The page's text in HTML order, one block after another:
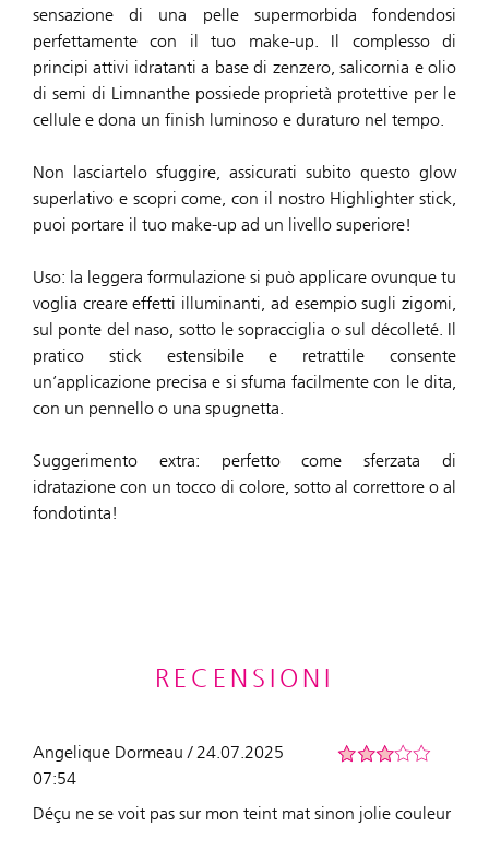
sensazione di una pelle supermorbida fondendosi
perfettamente con il tuo make-up. Il complesso di
principi attivi idratanti a base di zenzero, salicornia e olio
di semi di Limnanthe possiede proprietà protettive per le
cellule e dona un finish luminoso e duraturo nel tempo.
Non lasciartelo sfuggire, assicurati subito questo glow
superlativo e scopri come, con il nostro Highlighter stick,
puoi portare il tuo make-up ad un livello superiore!
Uso: la leggera formulazione si può applicare ovunque tu
voglia creare effetti illuminanti, ad esempio sugli zigomi,
sul ponte del naso, sotto le sopracciglia o sul décolleté. Il
pratico stick estensibile e retrattile consente
un’applicazione precisa e si sfuma facilmente con le dita,
con un pennello o una spugnetta.
Suggerimento extra: perfetto come sferzata di
idratazione con un tocco di colore, sotto al correttore o al
fondotinta!
RECENSIONI
Angelique Dormeau / 24.07.2025
07:54
Déçu ne se voit pas sur mon teint mat sinon jolie couleur